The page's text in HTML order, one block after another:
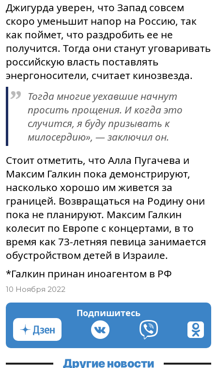
Джигурда уверен, что Запад совсем
скоро уменьшит напор на Россию, так
как поймет, что раздробить ее не
получится. Тогда они станут уговаривать
российскую власть поставлять
энергоносители, считает кинозвезда.
Тогда многие уехавшие начнут
просить прощения. И когда это
случится, я буду призывать к
милосердию», — заключил он.
Стоит отметить, что Алла Пугачева и
Максим Галкин пока демонстрируют,
насколько хорошо им живется за
границей. Возвращаться на Родину они
пока не планируют. Максим Галкин
колесит по Европе с концертами, в то
время как 73-летняя певица занимается
обустройством детей в Израиле.
*Галкин принан иноагентом в РФ
10 Ноября 2022
Подпишитесь
Другие новости